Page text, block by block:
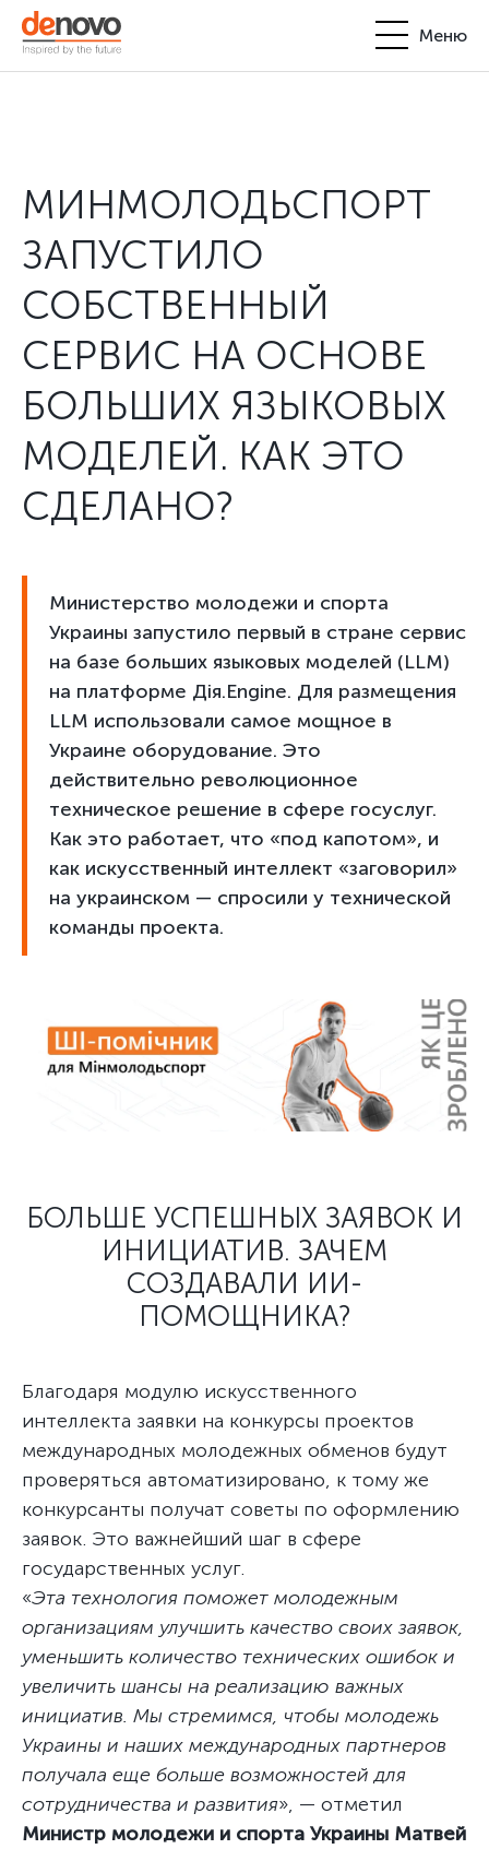
Меню
Партнерство
Блог
+380-44-200-93-39
request@denovo.ua
МИНМОЛОДЬСПОРТ
ЗАПУСТИЛО
СОБСТВЕННЫЙ
СЕРВИС НА ОСНОВЕ
БОЛЬШИХ ЯЗЫКОВЫХ
МОДЕЛЕЙ. КАК ЭТО
СДЕЛАНО?
Министерство молодежи и спорта
Украины запустило первый в стране сервис
на базе больших языковых моделей (LLM)
на платформе Дія.Engine. Для размещения
LLM использовали самое мощное в
Украине оборудование. Это
действительно революционное
техническое решение в сфере госуслуг.
Как это работает, что «под капотом», и
как искусственный интеллект «заговорил»
на украинском — спросили у технической
команды проекта.
БОЛЬШЕ УСПЕШНЫХ ЗАЯВОК И
ИНИЦИАТИВ. ЗАЧЕМ
СОЗДАВАЛИ ИИ-
ПОМОЩНИКА?
Благодаря модулю искусственного
интеллекта заявки на конкурсы проектов
международных молодежных обменов будут
проверяться автоматизировано, к тому же
конкурсанты получат советы по оформлению
заявок. Это важнейший шаг в сфере
государственных услуг.
«Эта технология поможет молодежным
организациям улучшить качество своих заявок,
уменьшить количество технических ошибок и
увеличить шансы на реализацию важных
инициатив. Мы стремимся, чтобы молодежь
Украины и наших международных партнеров
получала еще больше возможностей для
сотрудничества и развития», — отметил
Министр молодежи и спорта Украины Матвей